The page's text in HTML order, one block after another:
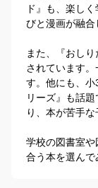
ド』も、楽し
びと漫画が融合
また、『おし
されています
す。他にも、
リーズ』も話
り、本が苦手な
学校の図書室
合う本を選んで